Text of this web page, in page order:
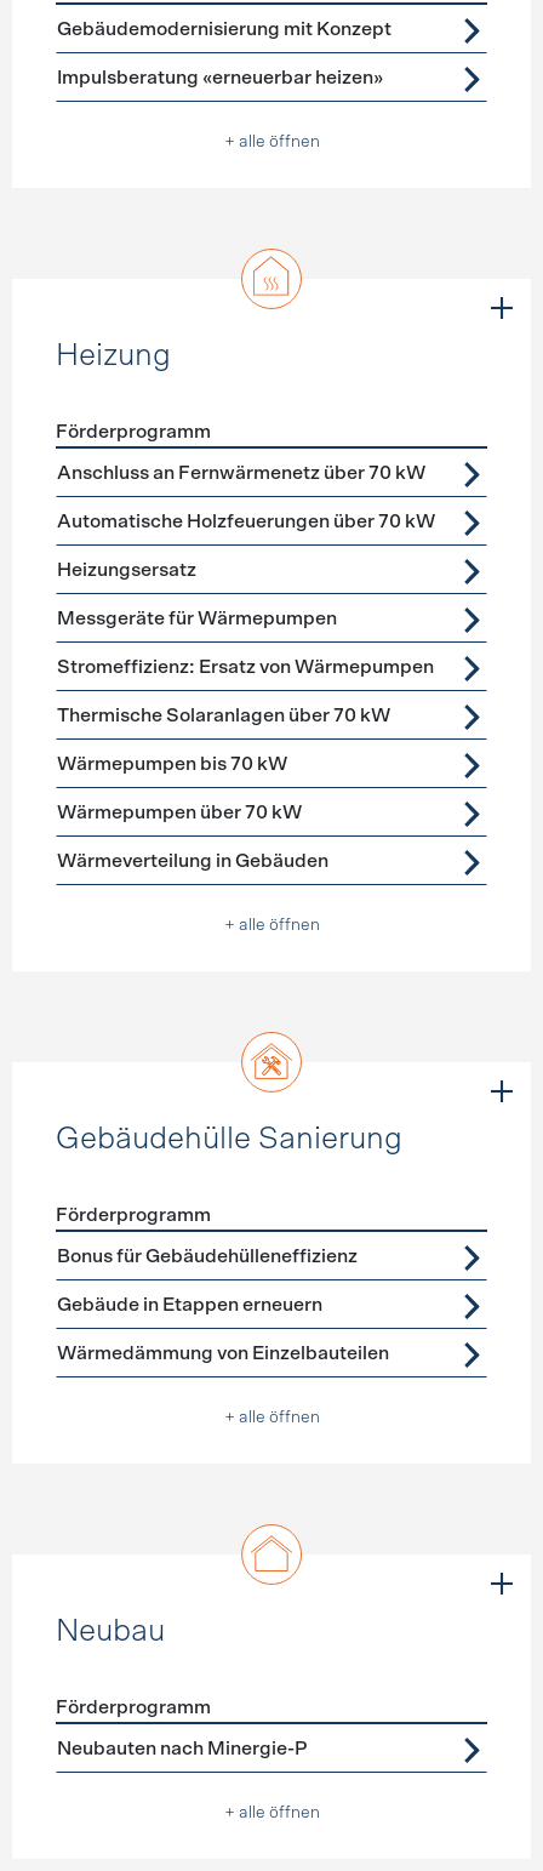
Förderprogramme Beratung
Gebäudemodernisierung mit Konzept
Impulsberatung «erneuerbar heizen»
+ alle öffnen
Heizung
Förderprogramme Heizung
Förderprogramm
Anschluss an Fernwärmenetz über 70 kW
Automatische Holzfeuerungen über 70 kW
Heizungsersatz
Messgeräte für Wärmepumpen
Stromeffizienz: Ersatz von Wärmepumpen
Thermische Solaranlagen über 70 kW
Wärmepumpen bis 70 kW
Wärmepumpen über 70 kW
Wärmeverteilung in Gebäuden
+ alle öffnen
Gebäudehülle Sanierung
Förderprogramme Gebäudehülle Sanierung
Förderprogramm
Bonus für Gebäudehülleneffizienz
Gebäude in Etappen erneuern
Wärmedämmung von Einzelbauteilen
+ alle öffnen
Neubau
Förderprogramme Neubau
Förderprogramm
Neubauten nach Minergie-P
+ alle öffnen